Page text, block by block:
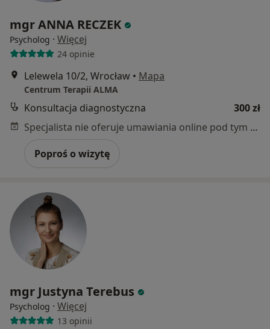
mgr ANNA RECZEK
Psycholog · Więcej
24 opinie
Lelewela 10/2, Wrocław • Mapa
Centrum Terapii ALMA
Konsultacja diagnostyczna
300 zł
Specjalista nie oferuje umawiania online pod tym adresem.
Poproś o wizytę
mgr Justyna Terebus
Psycholog · Więcej
13 opinii